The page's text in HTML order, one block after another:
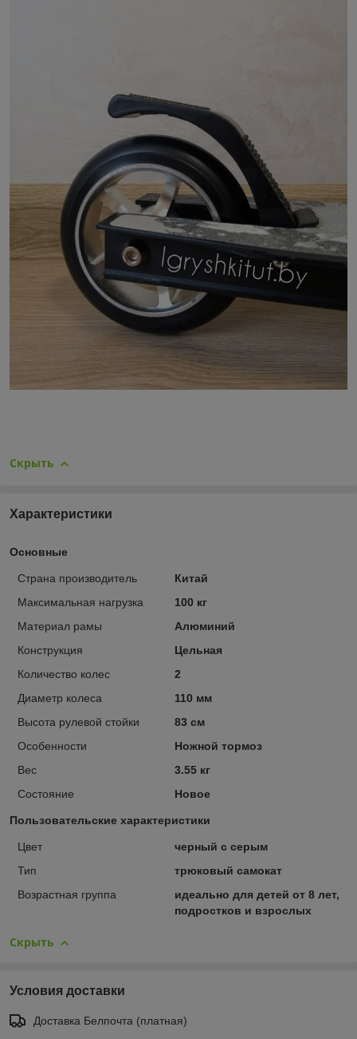
Скрыть
Характеристики
Основные
Страна производитель
Китай
Максимальная нагрузка
100 кг
Материал рамы
Алюминий
Конструкция
Цельная
Количество колес
2
Диаметр колеса
110 мм
Высота рулевой стойки
83 см
Особенности
Ножной тормоз
Вес
3.55 кг
Состояние
Новое
Пользовательские характеристики
Цвет
черный с серым
Тип
трюковый самокат
Возрастная группа
идеально для детей от 8 лет,
подростков и взрослых
Скрыть
Условия доставки
Доставка Белпочта (платная)